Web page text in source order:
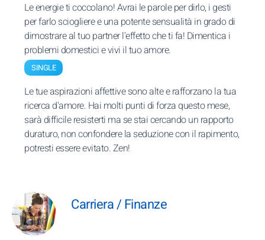
Le energie ti coccolano! Avrai le parole per dirlo, i gesti
per farlo sciogliere e una potente sensualità in grado di
dimostrare al tuo partner l'effetto che ti fa! Dimentica i
problemi domestici e vivi il tuo amore.
SINGLE
Le tue aspirazioni affettive sono alte e rafforzano la tua
ricerca d'amore. Hai molti punti di forza questo mese,
sarà difficile resisterti ma se stai cercando un rapporto
duraturo, non confondere la seduzione con il rapimento,
potresti essere evitato. Zen!
Carriera / Finanze